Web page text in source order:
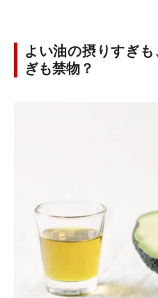
よい油の摂りすぎ
ぎも禁物？